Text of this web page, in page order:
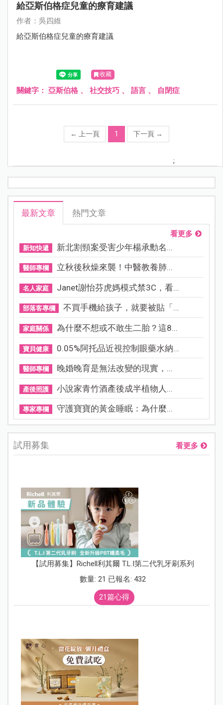
給亞斯伯格症兒童的療育建議
作者：吳四維
給亞斯伯格症兒童的療育建議
收藏
關鍵字： 亞斯伯格 、 社交技巧 、 語言 、 自閉症
← 上一頁 1 下一頁 →
;
最新文章 熱門文章
看更多
新知快遞 新北割頸案受害少年楊承勳名...
醫師專欄 立秋後秋燥來襲！中醫教養肺...
名人家庭 Janet謝怡芬虎媽模式禁3C，看...
部落客專欄 不買手機給孩子，就要被貼「...
家庭關係 為什麼不想或不敢生二胎？這8...
寶貝健康 0.05%阿托品近視控制眼藥水納...
醫師專欄 晚婚晚育是無法改變的現實，...
產後照護 小說家青竹酒產後成半植物人...
專家專欄 守護寶寶的黃金睡眠：為什麼...
試用募集 看更多
【試用募集】Richell利其爾 T.L.I第二代乳牙刷系列
數量: 21 已報名: 432
21篇心得